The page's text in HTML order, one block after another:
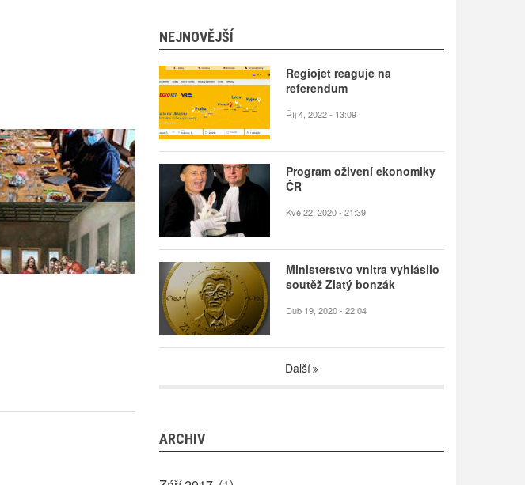
NEJNOVĚJŠÍ
Regiojet reaguje na
referendum
Říj 4, 2022 - 13:09
Program oživení ekonomiky
ČR
Kvě 22, 2020 - 21:39
Ministerstvo vnitra vyhlásilo
soutěž Zlatý bonzák
Dub 19, 2020 - 22:04
Další
ARCHIV